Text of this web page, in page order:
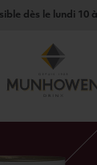
dès le lundi 10